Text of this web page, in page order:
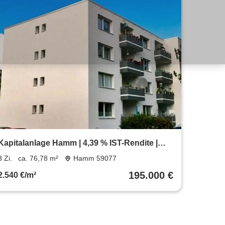
Hamm | 4,39 % IST-Rendite |
bis 5,69 %
Zi. ca. 76,78 m² Hamm 59077
€/m² 195.000 €